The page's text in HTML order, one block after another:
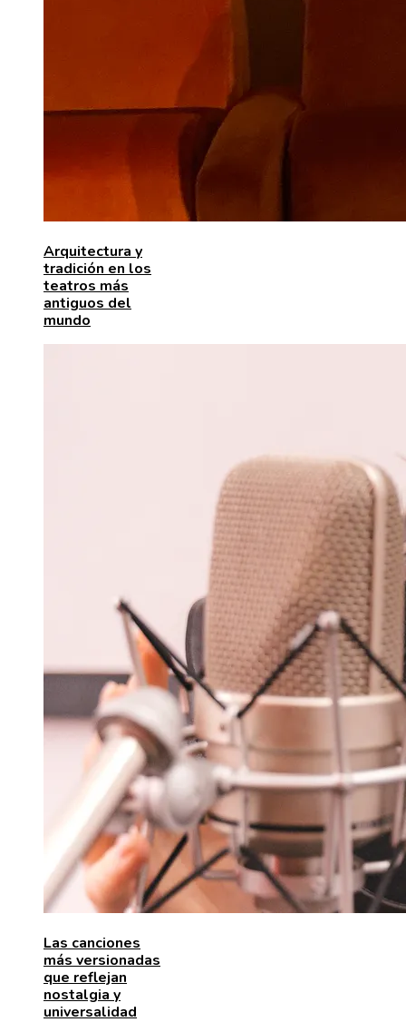
Arquitectura y
tradición en los
teatros más
antiguos del
mundo
Las canciones
más versionadas
que reflejan
nostalgia y
universalidad